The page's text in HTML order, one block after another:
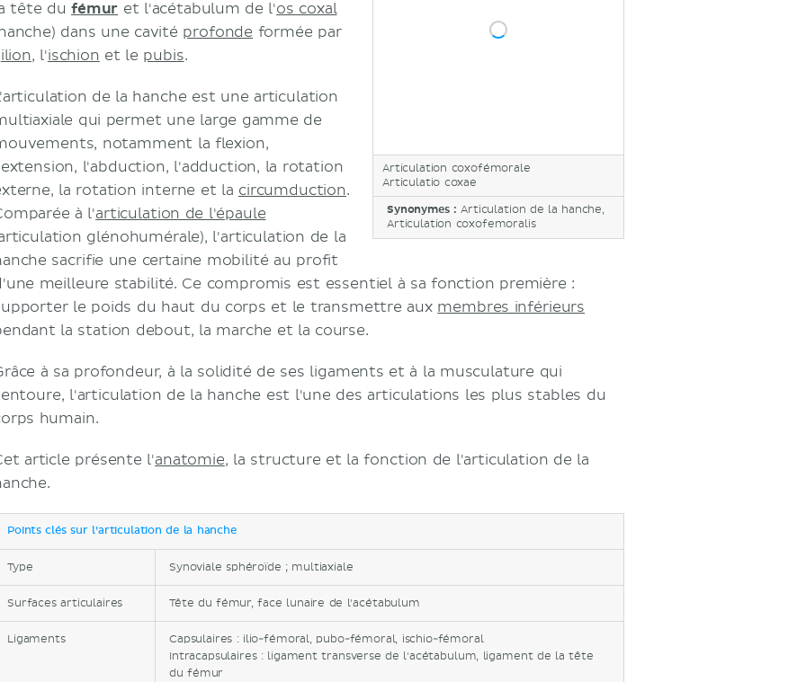
Articulation coxofémorale
Articulatio coxae
Synonymes :Articulation de la hanche,
Articulation coxofemoralis
tête dufémur et l'acétabulum de l'os coxal
dans une cavité profonde formée par
ilion, l'ischion et le pubis.
de la hanche est une articulation
qui permet une large gamme de
notamment la flexion,
l'abduction, l'adduction, la rotation
la rotation interne et la circumduction.
à l'articulation de l'épaule
glénohumérale), l'articulation de la
sacrifie une certaine mobilité au profit
meilleure stabilité. Ce compromis est essentiel à sa fonction première :
le poids du haut du corps et le transmettre aux membres inférieurs
la station debout, la marche et la course.
à sa profondeur, à la solidité de ses ligaments et à la musculature qui
l'articulation de la hanche est l'une des articulations les plus stables du
humain.
article présente l'anatomie, la structure et la fonction de l'articulation de la
Points clés sur l’articulation de la hanche
Type Synoviale sphéroïde ; multiaxiale
Surfaces articulaires Tête du fémur, face lunaire de l'acétabulum
Ligaments
Capsulaires : ilio-fémoral, pubo-fémoral, ischio-fémoral
Intracapsulaires : ligament transverse de l'acétabulum, ligament de la tête
du fémur